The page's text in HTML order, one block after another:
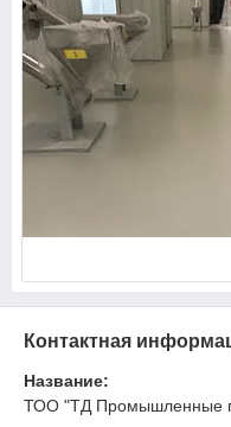
Контактная
Название:
ТОО "ТД Промышленные